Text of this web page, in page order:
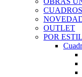
OUTLET
POR